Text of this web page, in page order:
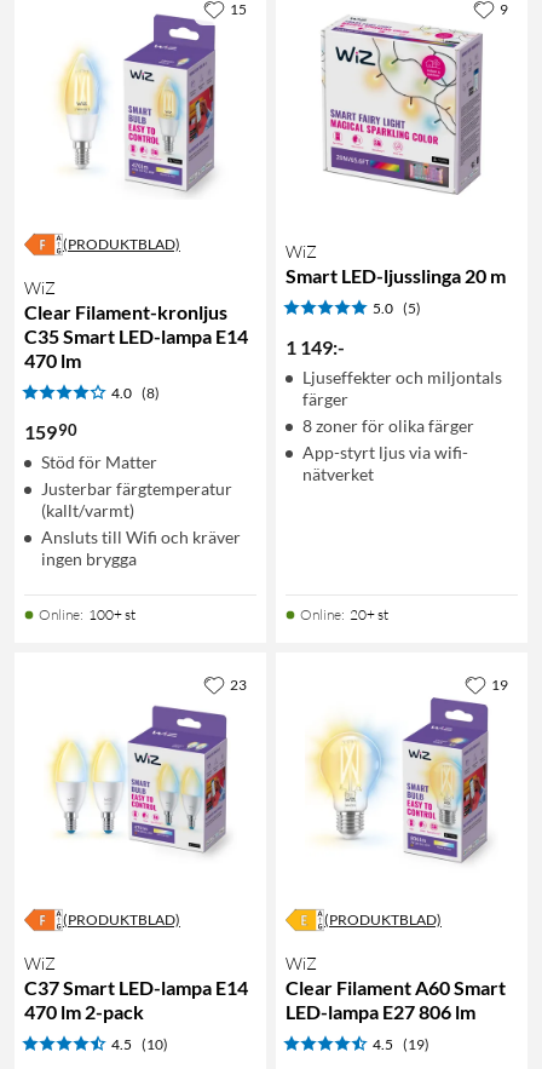
(PRODUKTBLAD)
WiZ
Clear Filament-kronljus
C35 Smart LED-lampa E14
470 lm
4.0 (8)
15990
Stöd för Matter
Justerbar färgtemperatur
(kallt/varmt)
Ansluts till Wifi och kräver
ingen brygga
Online: 100+ st
15
WiZ
Smart LED-ljusslinga 20 m
5.0 (5)
1 149:-
Ljuseffekter och miljontals
färger
8 zoner för olika färger
App-styrt ljus via wifi-
nätverket
Online: 20+ st
9
(PRODUKTBLAD)
WiZ
C37 Smart LED-lampa E14
470 lm 2-pack
4.5 (10)
23
(PRODUKTBLAD)
WiZ
Clear Filament A60 Smart
LED-lampa E27 806 lm
4.5 (19)
19